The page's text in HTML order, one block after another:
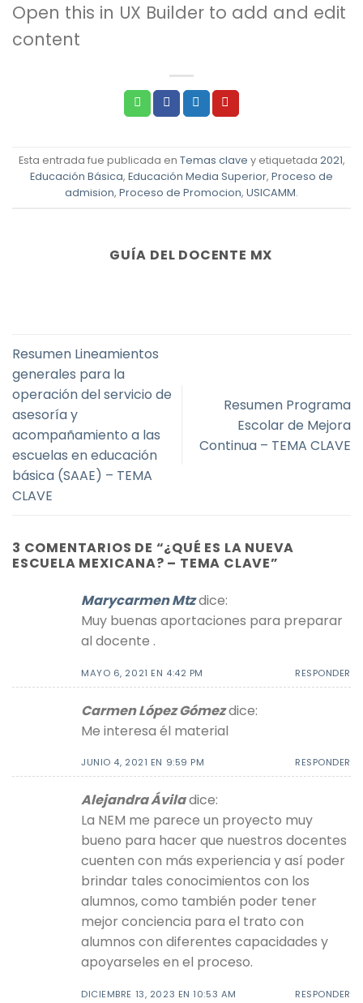
Open this in UX Builder to add and edit
content
Esta entrada fue publicada en Temas clave y etiquetada 2021,
Educación Básica, Educación Media Superior, Proceso de
admision, Proceso de Promocion, USICAMM.
GUÍA DEL DOCENTE MX
Resumen Lineamientos
generales para la
operación del servicio de
asesoría y
acompañamiento a las
escuelas en educación
básica (SAAE) – TEMA
CLAVE
Resumen Programa
Escolar de Mejora
Continua – TEMA CLAVE
3 COMENTARIOS DE “¿QUÉ ES LA NUEVA
ESCUELA MEXICANA? – TEMA CLAVE”
Marycarmen Mtzdice:
Muy buenas aportaciones para preparar
al docente .
MAYO 6, 2021 EN 4:42 PM RESPONDER
Carmen López Gómezdice:
Me interesa él material
JUNIO 4, 2021 EN 9:59 PM RESPONDER
Alejandra Áviladice:
La NEM me parece un proyecto muy
bueno para hacer que nuestros docentes
cuenten con más experiencia y así poder
brindar tales conocimientos con los
alumnos, como también poder tener
mejor conciencia para el trato con
alumnos con diferentes capacidades y
apoyarseles en el proceso.
DICIEMBRE 13, 2023 EN 10:53 AM RESPONDER